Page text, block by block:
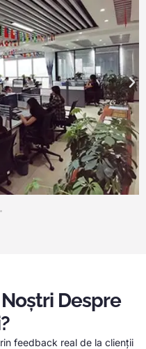
Despre
feedback real de la clienții